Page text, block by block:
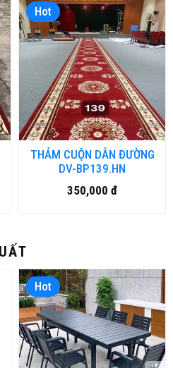
Hot
Hot
THẢM CUỘN DẪN ĐƯỜNG
DV-BP139.HN
350,000 đ